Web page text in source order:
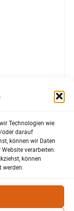
Technologien wie
oder darauf
können wir Daten
verarbeiten.
können